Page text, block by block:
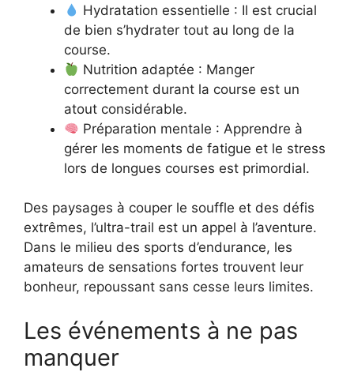
Hydratation essentielle : Il est crucial
de bien s’hydrater tout au long de la
course.
Nutrition adaptée : Manger
correctement durant la course est un
atout considérable.
Préparation mentale : Apprendre à
gérer les moments de fatigue et le stress
lors de longues courses est primordial.
Des paysages à couper le souffle et des défis
extrêmes, l’ultra-trail est un appel à l’aventure.
Dans le milieu des sports d’endurance, les
amateurs de sensations fortes trouvent leur
bonheur, repoussant sans cesse leurs limites.
Les événements à ne pas
manquer